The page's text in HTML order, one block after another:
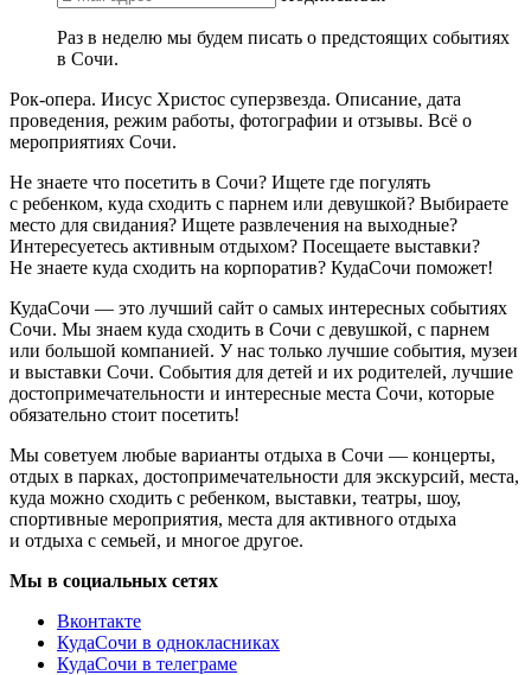
Раз в неделю мы будем писать о предстоящих событиях
в Сочи.
Рок-опера. Иисус Христос суперзвезда. Описание, дата
проведения, режим работы, фотографии и отзывы. Всё о
мероприятиях Сочи.
Не знаете что посетить в Сочи? Ищете где погулять
с ребенком, куда сходить с парнем или девушкой? Выбираете
место для свидания? Ищете развлечения на выходные?
Интересуетесь активным отдыхом? Посещаете выставки?
Не знаете куда сходить на корпоратив? КудаСочи поможет!
КудаСочи — это лучший сайт о самых интересных событиях
Сочи. Мы знаем куда сходить в Сочи с девушкой, с парнем
или большой компанией. У нас только лучшие события, музеи
и выставки Сочи. События для детей и их родителей, лучшие
достопримечательности и интересные места Сочи, которые
обязательно стоит посетить!
Мы советуем любые варианты отдыха в Сочи — концерты,
отдых в парках, достопримечательности для экскурсий, места,
куда можно сходить с ребенком, выставки, театры, шоу,
спортивные мероприятия, места для активного отдыха
и отдыха с семьей, и многое другое.
Мы в социальных сетях
Вконтакте
КудаСочи в однокласниках
КудаСочи в телеграме